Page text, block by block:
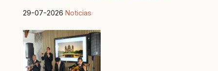
29-07-2026 Noticias